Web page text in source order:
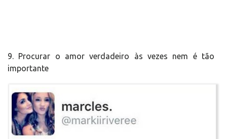
9. Procurar o amor verdadeiro às vezes nem é tão
importante